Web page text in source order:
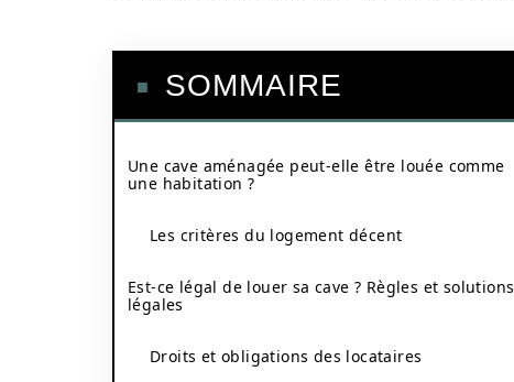
SOMMAIRE
Une cave aménagée peut-elle être louée comme
une habitation ?
Les critères du logement décent
Est-ce légal de louer sa cave ? Règles et solutions
légales
Droits et obligations des locataires